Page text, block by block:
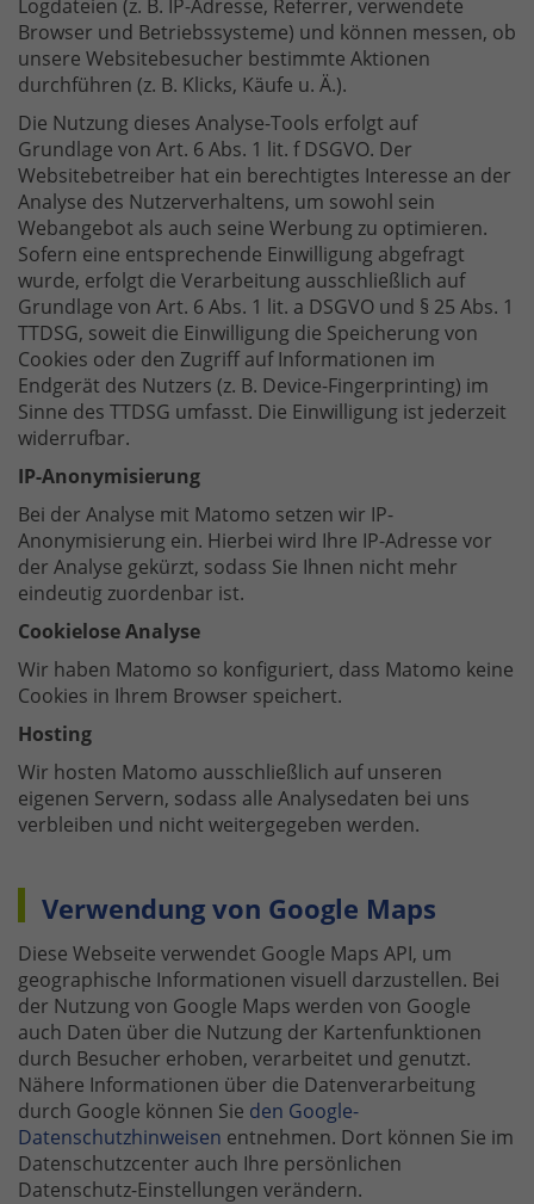
Logdateien (z. B. IP-Adresse, Referrer, verwendete
Browser und Betriebssysteme) und können messen, ob
unsere Websitebesucher bestimmte Aktionen
durchführen (z. B. Klicks, Käufe u. Ä.).
Die Nutzung dieses Analyse-Tools erfolgt auf
Grundlage von Art. 6 Abs. 1 lit. f DSGVO. Der
Websitebetreiber hat ein berechtigtes Interesse an der
Analyse des Nutzerverhaltens, um sowohl sein
Webangebot als auch seine Werbung zu optimieren.
Sofern eine entsprechende Einwilligung abgefragt
wurde, erfolgt die Verarbeitung ausschließlich auf
Grundlage von Art. 6 Abs. 1 lit. a DSGVO und § 25 Abs. 1
TTDSG, soweit die Einwilligung die Speicherung von
Cookies oder den Zugriff auf Informationen im
Endgerät des Nutzers (z. B. Device-Fingerprinting) im
Sinne des TTDSG umfasst. Die Einwilligung ist jederzeit
widerrufbar.
IP-Anonymisierung
Bei der Analyse mit Matomo setzen wir IP-
Anonymisierung ein. Hierbei wird Ihre IP-Adresse vor
der Analyse gekürzt, sodass Sie Ihnen nicht mehr
eindeutig zuordenbar ist.
Cookielose Analyse
Wir haben Matomo so konfiguriert, dass Matomo keine
Cookies in Ihrem Browser speichert.
Hosting
Wir hosten Matomo ausschließlich auf unseren
eigenen Servern, sodass alle Analysedaten bei uns
verbleiben und nicht weitergegeben werden.
Verwendung von Google Maps
Diese Webseite verwendet Google Maps API, um
geographische Informationen visuell darzustellen. Bei
der Nutzung von Google Maps werden von Google
auch Daten über die Nutzung der Kartenfunktionen
durch Besucher erhoben, verarbeitet und genutzt.
Nähere Informationen über die Datenverarbeitung
durch Google können Sie den Google-
Datenschutzhinweisen entnehmen. Dort können Sie im
Datenschutzcenter auch Ihre persönlichen
Datenschutz-Einstellungen verändern.